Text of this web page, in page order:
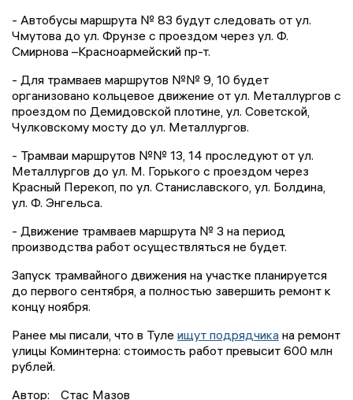
- Автобусы маршрута № 83 будут следовать от ул.
Чмутова до ул. Фрунзе с проездом через ул. Ф.
Смирнова –Красноармейский пр-т.
- Для трамваев маршрутов №№ 9, 10 будет
организовано кольцевое движение от ул. Металлургов с
проездом по Демидовской плотине, ул. Советской,
Чулковскому мосту до ул. Металлургов.
- Трамваи маршрутов №№ 13, 14 проследуют от ул.
Металлургов до ул. М. Горького с проездом через
Красный Перекоп, по ул. Станиславского, ул. Болдина,
ул. Ф. Энгельса.
- Движение трамваев маршрута № 3 на период
производства работ осуществляться не будет.
Запуск трамвайного движения на участке планируется
до первого сентября, а полностью завершить ремонт к
концу ноября.
Ранее мы писали, что в Туле ищут подрядчика на ремонт
улицы Коминтерна: стоимость работ превысит 600 млн
рублей.
Автор:
Стас Мазов